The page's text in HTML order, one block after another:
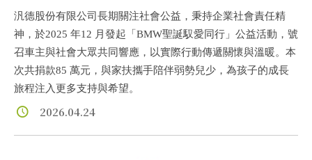
汎德股份有限公司長期關注社會公益，秉持企業社會責任精
神，於2025 年12 月發起「BMW聖誕馭愛同行」公益活動，號
召車主與社會大眾共同響應，以實際行動傳遞關懷與溫暖。本
次共捐款85 萬元，與家扶攜手陪伴弱勢兒少，為孩子的成長
旅程注入更多支持與希望。
2026.04.24